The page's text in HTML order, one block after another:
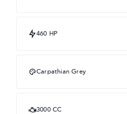
460 HP
Carpathian Grey
3000 CC